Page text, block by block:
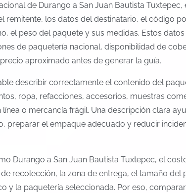
de Durango a San Juan Bautista
remitente, los datos del destinatario, el código
el peso del paquete y sus medidas. Estos
de paquetería nacional, disponibilidad de
aproximado antes de generar la guía.
describir correctamente el contenido del
ropa, refacciones, accesorios, muestras
o mercancía frágil. Una descripción clara
preparar el empaque adecuado y reducir
Durango a San Juan Bautista Tuxtepec, el
recolección, la zona de entrega, el tamaño del
y la paquetería seleccionada. Por eso,